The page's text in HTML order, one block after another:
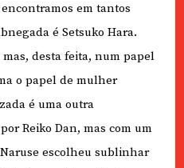
em tantos
é Setsuko Hara.
desta feita, num papel
o papel de mulher
é uma outra
Reiko Dan, mas com um
escolheu sublinhar